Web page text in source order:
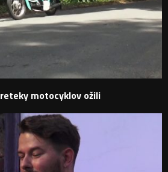
motocyklov ožili